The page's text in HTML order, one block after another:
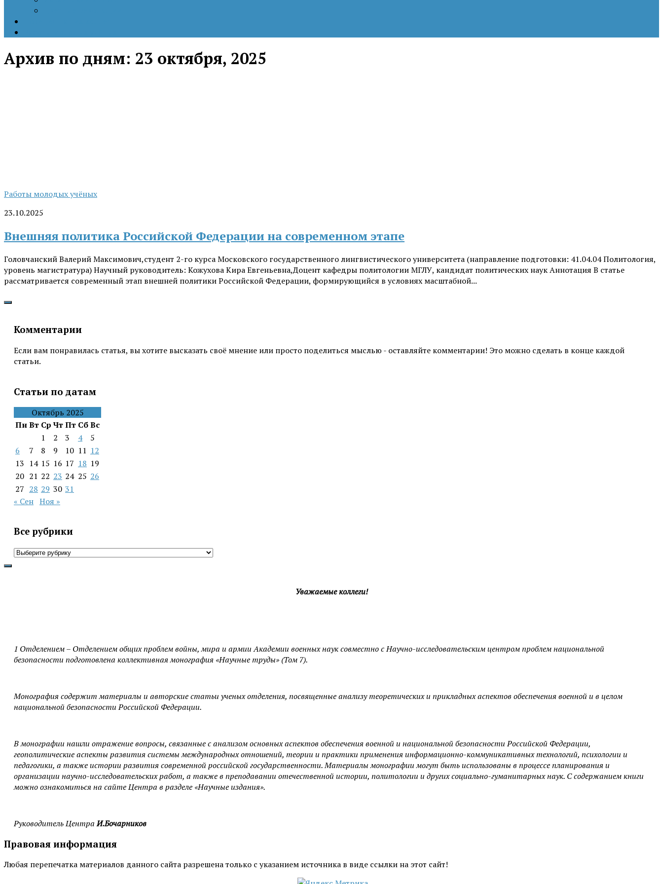
Архив по дням: 23 октября, 2025
Работы молодых учёных
23.10.2025
Внешняя политика Российской Федерации на современном этапе
Головчанский Валерий Максимович,студент 2-го курса Московского государственного лингвистического университета (направление подготовки: 41.04.04 Политология,
уровень магистратура) Научный руководитель: Кожухова Кира Евгеньевна,Доцент кафедры политологии МГЛУ, кандидат политических наук Аннотация В статье
рассматривается современный этап внешней политики Российской Федерации, формирующийся в условиях масштабной...
Комментарии
Если вам понравилась статья, вы хотите высказать своё мнение или просто поделиться мыслью - оставляйте комментарии! Это можно сделать в конце каждой
статьи.
Статьи по датам
Октябрь 2025
ПнВт Ср ЧтПт СбВс
1
2 3 4
5
6
7 8 9 10 11 12
13 14 15 16 17 18 19
20 21 22 23 24 25 26
27 28 29 30 31
« Сен Ноя »
Все рубрики
Все
Уважаемые коллеги!
1 Отделением – Отделением общих проблем войны, мира и армии Академии военных наук совместно с Научно-исследовательским центром проблем национальной
безопасности подготовлена коллективная монография «Научные труды» (Том 7).
Монография содержит материалы и авторские статьи ученых отделения, посвященные анализу теоретических и прикладных аспектов обеспечения военной и в целом
национальной безопасности Российской Федерации.
В монографии нашли отражение вопросы, связанные с анализом основных аспектов обеспечения военной и национальной безопасности Российской Федерации,
геополитические аспекты развития системы международных отношений, теории и практики применения информационно-коммуникативных технологий, психологии и
педагогики, а также истории развития современной российской государственности. Материалы монографии могут быть использованы в процессе планирования и
организации научно-исследовательских работ, а также в преподавании отечественной истории, политологии и других социально-гуманитарных наук. С содержанием книги
можно ознакомиться на сайте Центра в разделе «Научные издания».
Руководитель ЦентраИ.Бочарников
Правовая информация
Любая перепечатка материалов данного сайта разрешена только с указанием источника в виде ссылки на этот сайт!